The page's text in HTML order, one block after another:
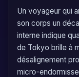
Un voyageur qui
son corps un
interne indique
de Tokyo brille à
désalignement
micro-